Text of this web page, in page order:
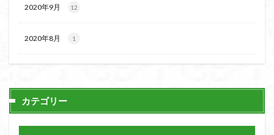
2020年9月 12
2020年8月 1
カテゴリー